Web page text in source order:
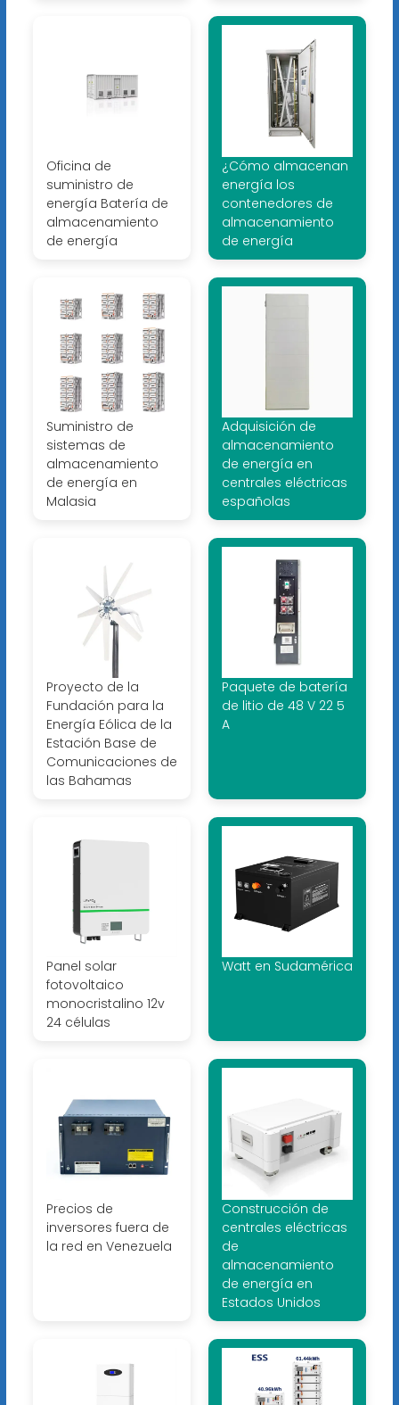
Oficina de
suministro de
energía Batería de
almacenamiento
de energía
¿Cómo almacenan
energía los
contenedores de
almacenamiento
de energía
Suministro de
sistemas de
almacenamiento
de energía en
Malasia
Adquisición de
almacenamiento
de energía en
centrales eléctricas
españolas
Proyecto de la
Fundación para la
Energía Eólica de la
Estación Base de
Comunicaciones de
las Bahamas
Paquete de batería
de litio de 48 V 22 5
A
Panel solar
fotovoltaico
monocristalino 12v
24 células
Watt en Sudamérica
Precios de
inversores fuera de
la red en Venezuela
Construcción de
centrales eléctricas
de
almacenamiento
de energía en
Estados Unidos